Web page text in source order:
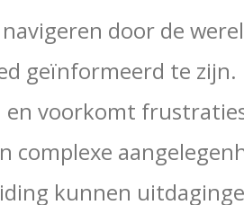
door de
geïnformeerd te
en voorkomt
complexe
kunnen